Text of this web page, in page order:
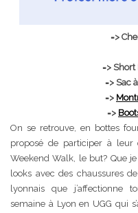
=> Chemise à
=> Short
=> Sac à
=>
=>
On se retrouve, en bottes
proposé de participer à leur
Weekend Walk, le but? Que
looks avec des chaussures
lyonnais que j’affectionne
semaine à Lyon en UGG qui